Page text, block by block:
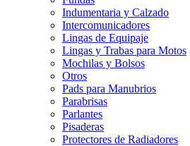
Indumentaria y Calzado
Intercomunicadores
Lingas de Equipaje
Lingas y Trabas para Motos
Mochilas y Bolsos
Otros
Pads para Manubrios
Parabrisas
Parlantes
Pisaderas
Protectores de Radiadores